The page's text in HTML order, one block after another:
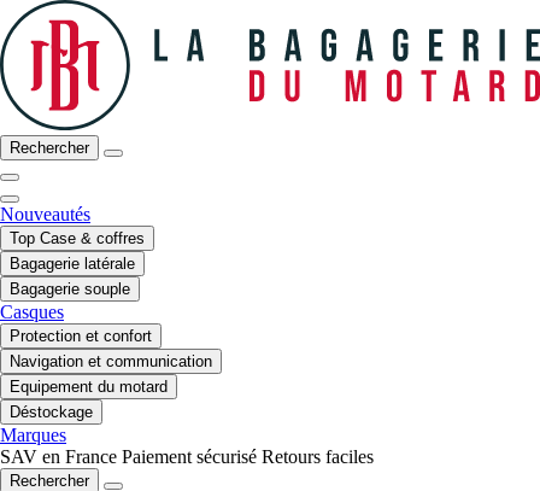
Rechercher
Nouveautés
Top Case & coffres
Bagagerie latérale
Bagagerie souple
Casques
Protection et confort
Navigation et communication
Equipement du motard
Déstockage
Marques
SAV en France Paiement sécurisé Retours faciles
Rechercher